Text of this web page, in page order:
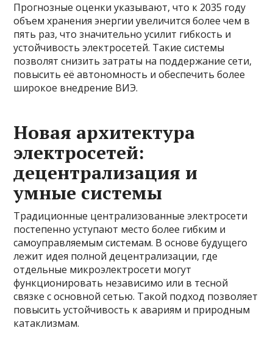
Прогнозные оценки указывают, что к 2035 году
объем хранения энергии увеличится более чем в
пять раз, что значительно усилит гибкость и
устойчивость электросетей. Такие системы
позволят снизить затраты на поддержание сети,
повысить её автономность и обеспечить более
широкое внедрение ВИЭ.
Новая архитектура
электросетей:
децентрализация и
умные системы
Традиционные централизованные электросети
постепенно уступают место более гибким и
самоуправляемым системам. В основе будущего
лежит идея полной децентрализации, где
отдельные микроэлектросети могут
функционировать независимо или в тесной
связке с основной сетью. Такой подход позволяет
повысить устойчивость к авариям и природным
катаклизмам.